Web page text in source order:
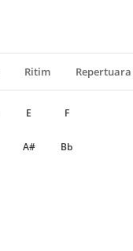
Ritim Repertuara
E F
A# Bb